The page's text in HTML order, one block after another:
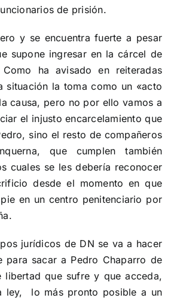
de prisión.
y se encuentra fuerte a pesar
supone ingresar en la cárcel de
ha avisado en reiteradas
situación la toma como un «acto
causa, pero no por ello vamos a
el injusto encarcelamiento que
sino el resto de compañeros
que cumplen también
cuales se les debería reconocer
desde el momento en que
en un centro penitenciario por
jurídicos de DN se va a hacer
para sacar a Pedro Chaparro de
libertad que sufre y que acceda,
ley, lo más pronto posible a un